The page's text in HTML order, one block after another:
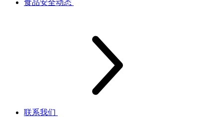
食品安全动态
联系我们